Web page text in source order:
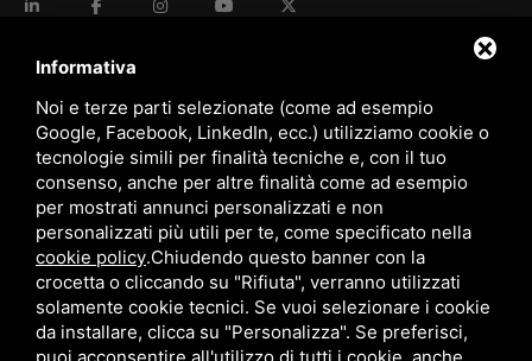
language ITALIANO
download Catalogo Stima
download Politica qualità e sicurezza
Informativa
Noi e terze parti selezionate (come ad esempio
Google, Facebook, LinkedIn, ecc.) utilizziamo cookie o
tecnologie simili per finalità tecniche e, con il tuo
consenso, anche per altre finalità come ad esempio
per mostrati annunci personalizzati e non
personalizzati più utili per te, come specificato nella
cookie policy.Chiudendo questo banner con la
crocetta o cliccando su "Rifiuta", verranno utilizzati
solamente cookie tecnici. Se vuoi selezionare i cookie
da installare, clicca su "Personalizza". Se preferisci,